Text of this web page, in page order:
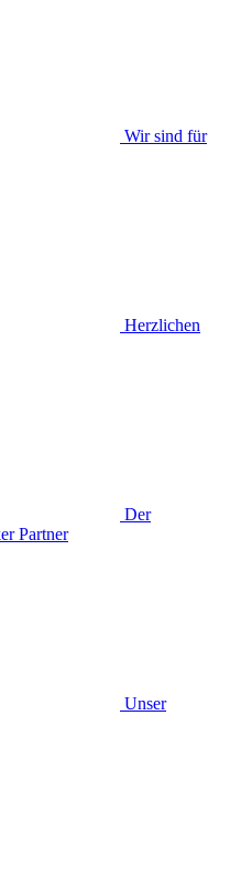
Wir sind für
Herzlichen
Der
Partner
Unser